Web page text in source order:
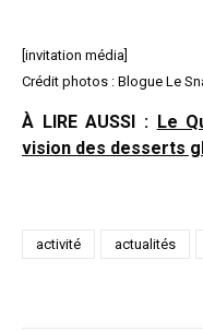
[invitation média]
Crédit photos : Blogue Le
À LIRE AUSSI : Le
vision des desserts
activité actualités